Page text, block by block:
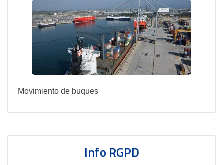
Movimiento de buques
Info RGPD